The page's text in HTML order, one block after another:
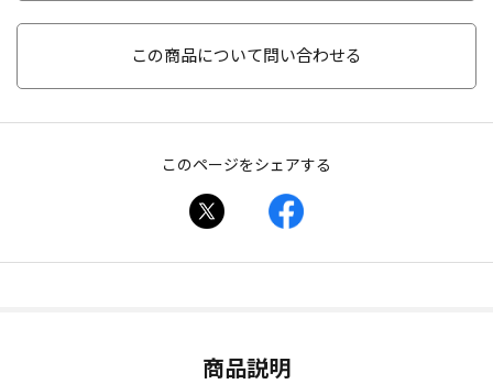
この商品について問い合わせる
このページをシェアする
商品説明